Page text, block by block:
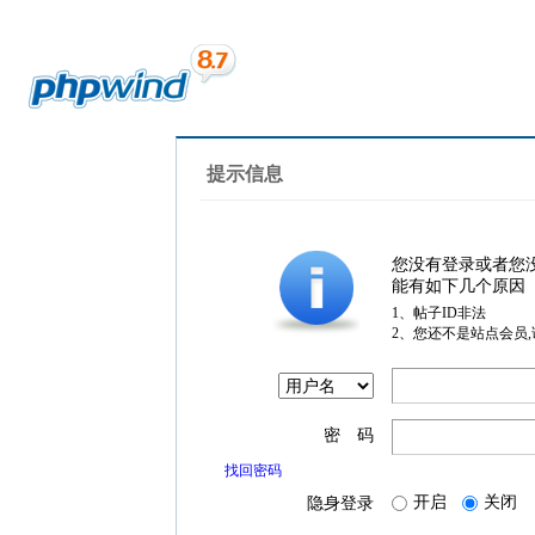
提示信息
您没有登录或者您
能有如下几个原因
1、帖子ID非法
2、您还不是站点会员
密 码
找回密码
隐身登录 开启 关闭